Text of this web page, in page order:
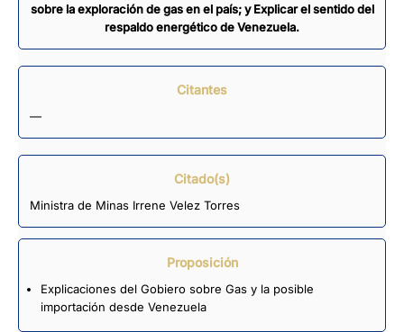
sobre la exploración de gas en el país; y Explicar el sentido del
respaldo energético de Venezuela.
Citantes
—
Citado(s)
Ministra de Minas Irrene Velez Torres
Proposición
Explicaciones del Gobiero sobre Gas y la posible
importación desde Venezuela